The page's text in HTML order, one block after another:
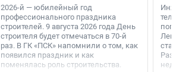
2026-й — юбилейный год
профессионального праздника
строителей. 9 августа 2026 года День
строителя будет отмечаться в 70-й
раз. В ГК «ПСК» напомнили о том, как
появился праздник и как
поменялась роль строительства.
станции